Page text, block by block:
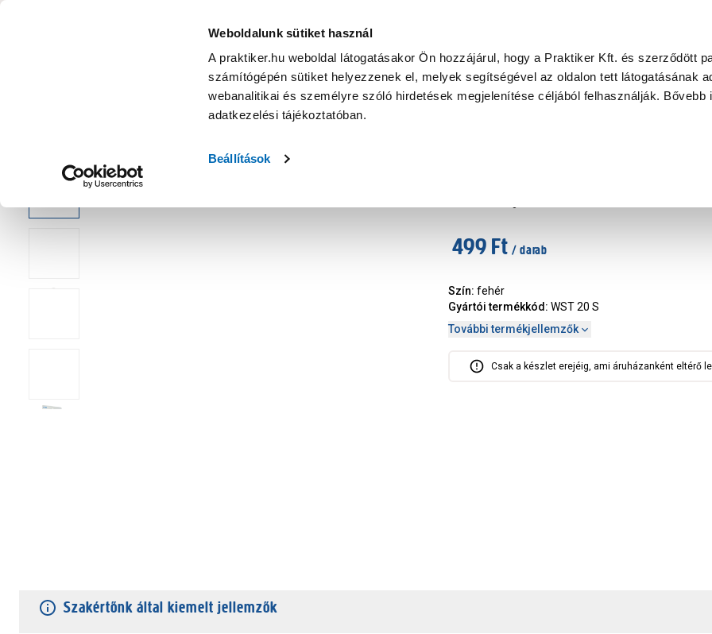
Weboldalunk sütiket használ
A praktiker.hu weboldal látogatásakor Ön hozzájárul, hogy a Praktiker Kft. és szerződött
számítógépén sütiket helyezzenek el, melyek segítségével az oldalon tett látogatásának
webanalitikai és személyre szóló hirdetések megjelenítése céljából felhasználják. Bővebb
adatkezelési tájékoztatóban.
Beállítások
KATEGÓRIÁK
Nyereményjáték Praktiker Professional Szakiajánló Ügyintézés és Információ
499 Ft / darab
Szín: fehér
Gyártói termékkód : WST 20 S
További termékjellemzők
Csak a készlet erejéig, ami áruházanként eltérő
Szakértőnk által kiemelt jellemzők